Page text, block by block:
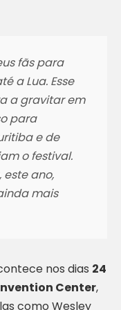
fãs para
a Lua. Esse
a gravitar em
para
e de
o festival.
este ano,
mais
nos dias 24
Center,
como Wesley